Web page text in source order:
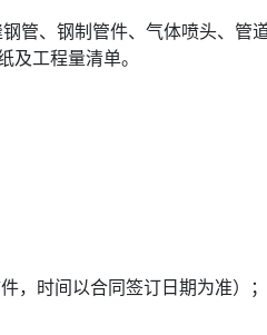
管、钢制管件、气体喷头、管
工程量清单。
，时间以合同签订日期为准）；